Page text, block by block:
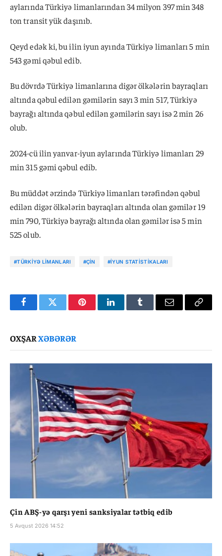
aylarında Türkiyə limanlarından 34 milyon 397 min 348
ton transit yük daşınıb.
Qeyd edək ki, bu ilin iyun ayında Türkiyə limanları 5 min
543 gəmi qəbul edib.
Bu dövrdə Türkiyə limanlarına digər ölkələrin bayraqları
altında qəbul edilən gəmilərin sayı 3 min 517, Türkiyə
bayrağı altında qəbul edilən gəmilərin sayı isə 2 min 26
olub.
2024-cü ilin yanvar-iyun aylarında Türkiyə limanları 29
min 315 gəmi qəbul edib.
Bu müddət ərzində Türkiyə limanları tərəfindən qəbul
edilən digər ölkələrin bayraqları altında olan gəmilər 19
min 790, Türkiyə bayrağı altında olan gəmilər isə 5 min
525 olub.
#TÜRKIYƏ LIMANLARI #ÇIN #IYUN STATISTIKALARI
FacebookTwitter PinterestLinkedInTumblr Email
Copy
OXŞARXƏBƏRƏR
Çin ABŞ-yə qarşı yeni sanksiyalar tətbiq edib
5 Avqust 2026 14:52